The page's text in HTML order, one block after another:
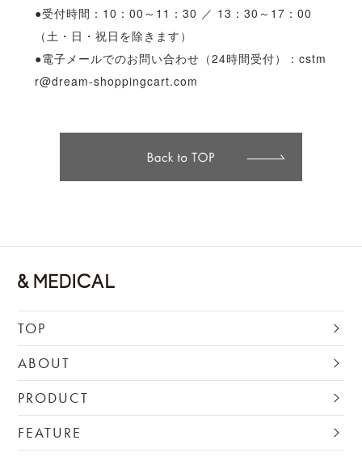
●受付時間：10：00～11：30 ／ 13：30～17：00
（土・日・祝日を除きます）
●電子メールでのお問い合わせ（24時間受付）： cstm
r@dream-shoppingcart.com
TOP
ABOUT
PRODUCT
FEATURE